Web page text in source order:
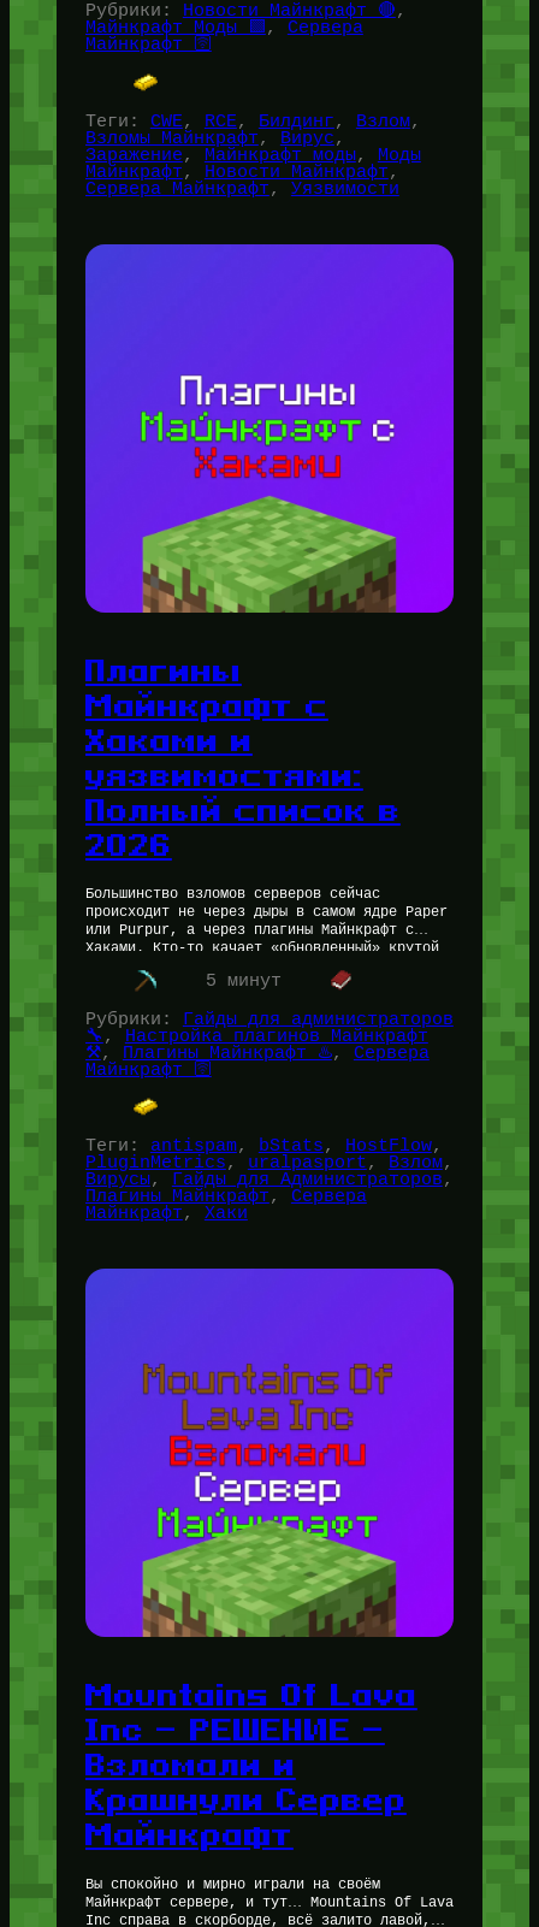
Рубрики: Новости Майнкрафт 🔴
Майнкрафт Моды 🟩, Сервера
Майнкрафт 🛜
Теги: CWE, RCE, Билдинг, Взлом
Взломы Майнкрафт, Вирус
Заражение, Майнкрафт моды,
Моды
Майнкрафт, Новости Майнкрафт
Сервера Майнкрафт, Уязвимости
Плагины
Майнкрафт с
Хаками и
уязвимостями:
Полный список в
2026
Большинство взломов серверов сейчас
происходит не через дыры в самом ядре Paper
или Purpur, а через плагины Майнкрафт с
Хаками. Кто-то качает «обновленный» крутой
плагинб или фикс протокола с сомнительного…
5 минут
Рубрики: Гайды для администраторов
🔧 , Настройка плагинов Майнкрафт
⚒️, Плагины Майнкрафт ♨️, Сервера
Майнкрафт 🛜
Теги: antispam, bStats, HostFlow
PluginMetrics, uralpasport, Взлом
Вирусы, Гайды для Администраторов
Плагины Майнкрафт, Сервера
Майнкрафт, Хаки
Mountains Of Lava
Inc — РЕШЕНИЕ —
Взломали и
Крашнули Сервер
Майнкрафт
Вы спокойно и мирно играли на своём
Майнкрафт сервере, и тут… Mountains Of Lava
Inc справа в скорборде, всё залито лавой,